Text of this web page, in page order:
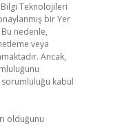
Bilgi Teknolojileri
bir Yer
nedenle,
veya
Ancak,
kabul
olduğunu